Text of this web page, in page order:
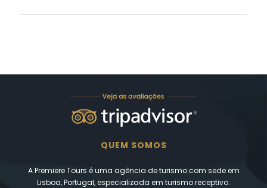
QUEM SOMOS
A Premiere Tours é uma agência de turismo com sede em
Lisboa, Portugal, especializada em turismo receptivo.